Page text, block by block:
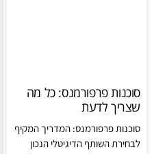
סוכנות פרפורמנס: כל מה
שצריך לדעת
סוכנות פרפורמנס: המדריך המקיף
לבחירת השותף הדיגיטלי הנכון